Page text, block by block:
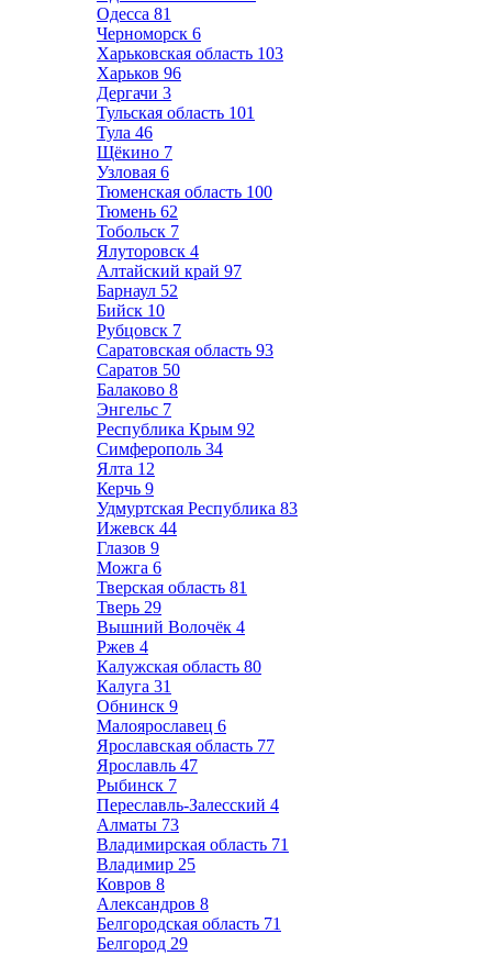
Одесса 81
Черноморск 6
Харьковская область 103
Харьков 96
Дергачи 3
Тульская область 101
Тула 46
Щёкино 7
Узловая 6
Тюменская область 100
Тюмень 62
Тобольск 7
Ялуторовск 4
Алтайский край 97
Барнаул 52
Бийск 10
Рубцовск 7
Саратовская область 93
Саратов 50
Балаково 8
Энгельс 7
Республика Крым 92
Симферополь 34
Ялта 12
Керчь 9
Удмуртская Республика 83
Ижевск 44
Глазов 9
Можга 6
Тверская область 81
Тверь 29
Вышний Волочёк 4
Ржев 4
Калужская область 80
Калуга 31
Обнинск 9
Малоярославец 6
Ярославская область 77
Ярославль 47
Рыбинск 7
Переславль-Залесский 4
Алматы 73
Владимирская область 71
Владимир 25
Ковров 8
Александров 8
Белгородская область 71
Белгород 29